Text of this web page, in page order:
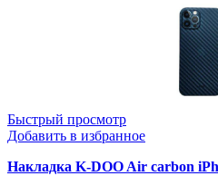
Быстрый просмотр
Добавить в избранное
Накладка K-DOO Air carbon